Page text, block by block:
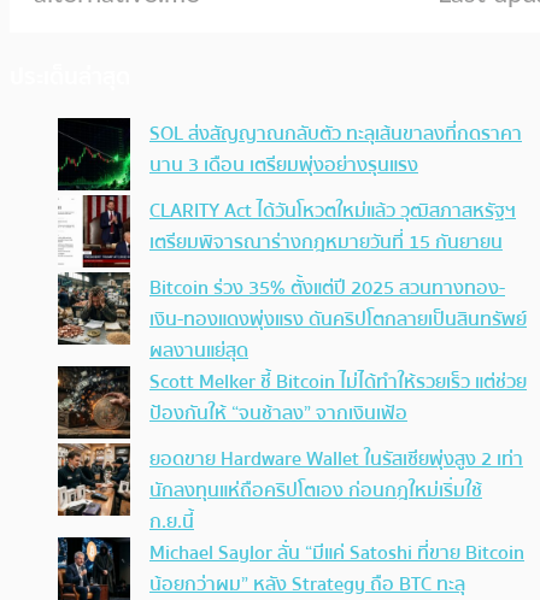
SOL ส่งสัญญาณกลับตัว ทะลุเส้นขาลงที่กดราคา
นาน 3 เดือน เตรียมพุ่งอย่างรุนแรง
CLARITY Act ได้วันโหวตใหม่แล้ว วุฒิสภาสหรัฐฯ
เตรียมพิจารณาร่างกฎหมายวันที่ 15 กันยายน
Bitcoin ร่วง 35% ตั้งแต่ปี 2025 สวนทางทอง-
เงิน-ทองแดงพุ่งแรง ดันคริปโตกลายเป็นสินทรัพย์
ผลงานแย่สุด
Scott Melker ชี้ Bitcoin ไม่ได้ทำให้รวยเร็ว แต่ช่วย
ป้องกันให้ “จนช้าลง” จากเงินเฟ้อ
ยอดขาย Hardware Wallet ในรัสเซียพุ่งสูง 2 เท่า
นักลงทุนแห่ถือคริปโตเอง ก่อนกฎใหม่เริ่มใช้
ก.ย.นี้
Michael Saylor ลั่น “มีแค่ Satoshi ที่ขาย Bitcoin
น้อยกว่าผม” หลัง Strategy ถือ BTC ทะลุ